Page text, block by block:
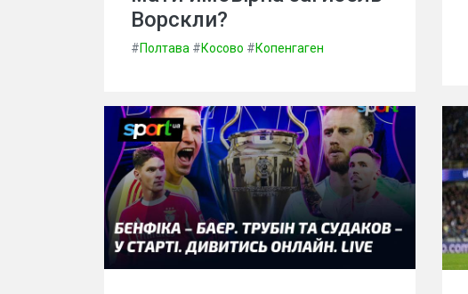
Ворскли?
#Полтава #Косово #Копенгаген